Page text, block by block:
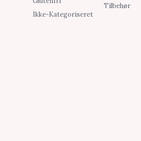
Ikke-Kategoriseret
Tilbehør